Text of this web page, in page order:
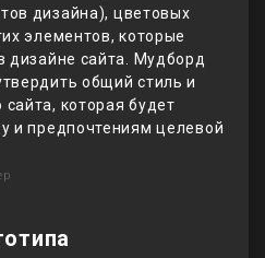
дизайна), цветовых
элементов, которые
дизайне сайта. Мудборд
общий стиль и
которая будет
и предпочтениям целевой